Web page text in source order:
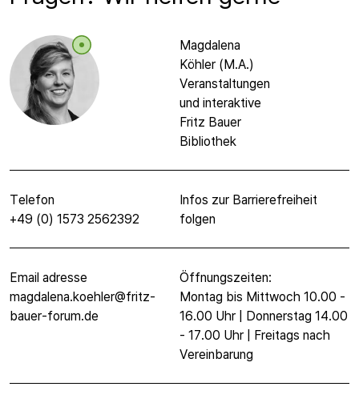
Magdalena
Köhler (M.A.)
Veranstaltungen
und interaktive
Fritz Bauer
Bibliothek
Telefon
+49 (0) 1573 2562392
Infos zur Barrierefreiheit
folgen
Email adresse
magdalena.koehler@fritz-
bauer-forum.de
Öffnungszeiten:
Montag bis Mittwoch 10.00 -
16.00 Uhr | Donnerstag 14.00
- 17.00 Uhr | Freitags nach
Vereinbarung